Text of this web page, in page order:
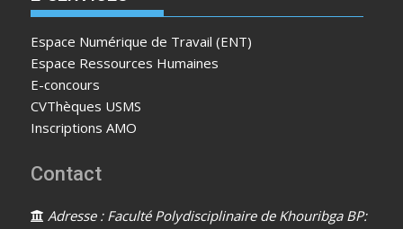
Espace Numérique de Travail (ENT)
Espace Ressources Humaines
E-concours
CVThèques USMS
Inscriptions AMO
Contact
Adresse : Faculté Polydisciplinaire de Khouribga BP: